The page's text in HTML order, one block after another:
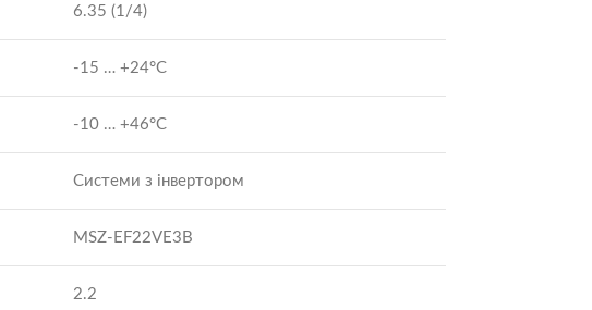
6.35 (1/4)
-15 … +24°C
-10 … +46°C
Системи з інвертором
MSZ-EF22VE3B
2.2